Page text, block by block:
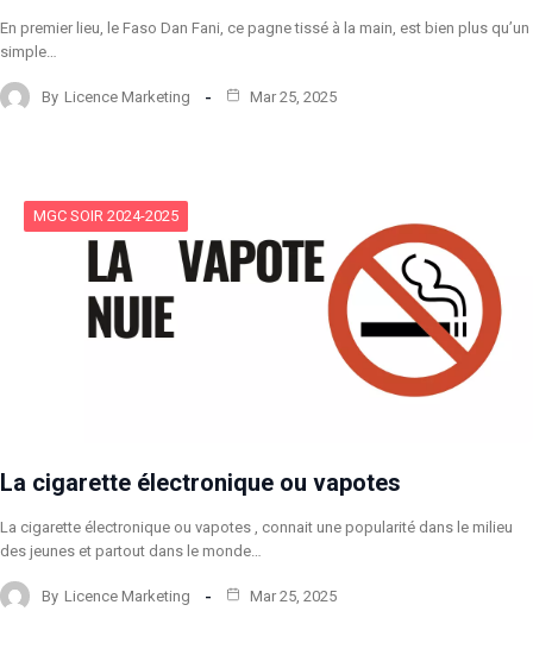
En premier lieu, le Faso Dan Fani, ce pagne tissé à la main, est bien plus qu’un
simple…
By Licence Marketing Mar 25, 2025
MGC SOIR 2024-2025
La cigarette électronique ou vapotes
La cigarette électronique ou vapotes , connait une popularité dans le milieu
des jeunes et partout dans le monde…
By Licence Marketing Mar 25, 2025